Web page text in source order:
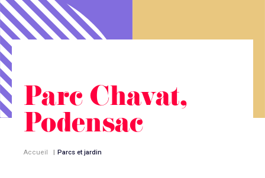
Parc Chavat,
Podensac
Accueil | Parcs et jardin